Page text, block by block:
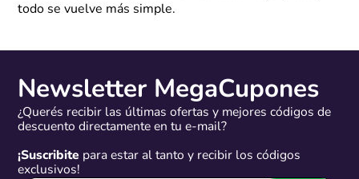
todo se vuelve más simple.
Newsletter MegaCupones
¿Querés recibir las últimas ofertas y mejores códigos de
descuento directamente en tu e-mail?
¡Suscribite para estar al tanto y recibir los códigos
exclusivos!